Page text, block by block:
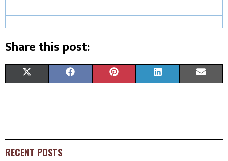
Share this post:
W E T K I
RECENT POSTS